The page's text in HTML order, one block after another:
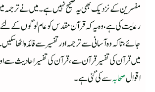
مفسرین کے نزدیک بھی یہ صحیح نہیں ہے۔ میں نے ترجمہ
رعایت کی ہے،وہ یہ کہ قرآن مقدس کو عام لوگوں کے لئے
جائے، تاکہ وہ آسانی سے ترجمہ اور تفسیر سے فائدہ
میں قرآن کی تفسیر قرآن سے ، قرآن کی تفسیر احادیث سے
اقوالصحابہسے کی گئی ہے۔